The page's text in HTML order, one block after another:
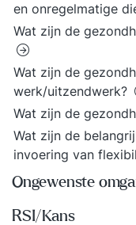
en onregelmatige
Wat zijn de
Wat zijn de
werk/uitzendwerk?
Wat zijn de
Wat zijn de
invoering van
Ongewenste
RSI/Kans